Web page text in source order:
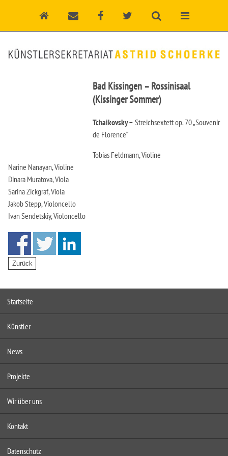
Bad Kissingen – Rossinisaal
(Kissinger Sommer)
Tchaikovsky – Streichsextett op. 70 „Souvenir
de Florence“
Tobias Feldmann, Violine
Narine Nanayan, Violine
Dinara Muratova, Viola
Sarina Zickgraf, Viola
Jakob Stepp, Violoncello
Ivan Sendetskiy, Violoncello
Startseite
Künstler
News
Projekte
Wir über uns
Kontakt
Datenschutz